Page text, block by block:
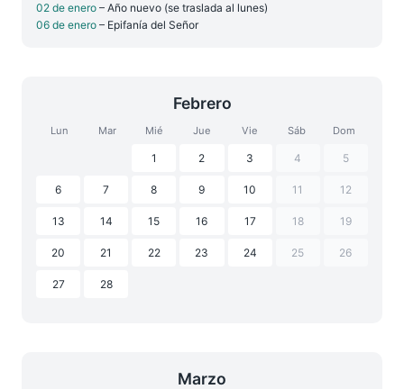
02 de enero – Año nuevo (se traslada al lunes)
06 de enero – Epifanía del Señor
Febrero
Lun Mar Mié Jue Vie Sáb Dom
1 2 3 4 5
6 7 8 9 10 11 12
13 14 15 16 17 18 19
20 21 22 23 24 25 26
27 28
Marzo